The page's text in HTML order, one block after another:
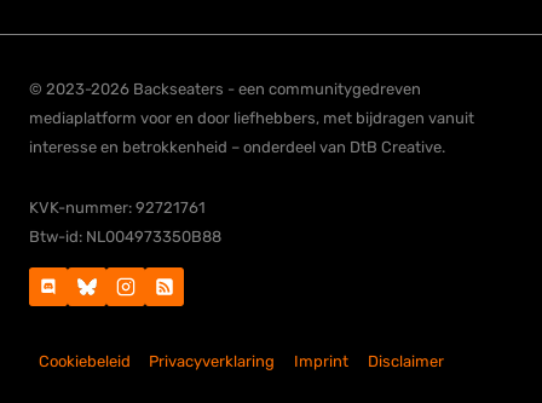
© 2023-2026 Backseaters - een communitygedreven
mediaplatform voor en door liefhebbers, met bijdragen vanuit
interesse en betrokkenheid – onderdeel van DtB Creative.
KVK-nummer: 92721761
Btw-id: NL004973350B88
Cookiebeleid Privacyverklaring Imprint Disclaimer